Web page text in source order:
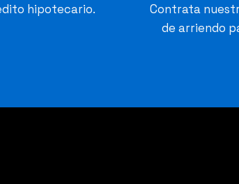
hipotecario.
Contrata
de arriendo